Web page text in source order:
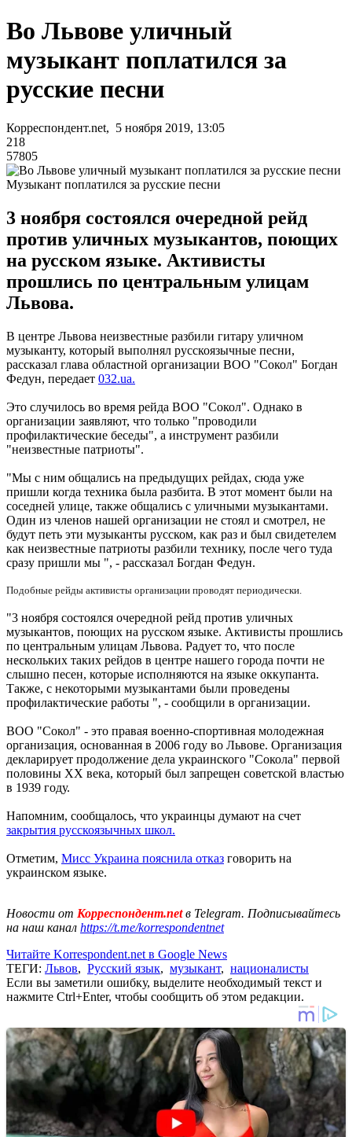
Во Львове уличный
музыкант поплатился за
русские песни
Корреспондент.net, 5 ноября 2019, 13:05
218
57805
Музыкант поплатился за русские песни
3 ноября состоялся очередной рейд
против уличных музыкантов, поющих
на русском языке. Активисты
прошлись по центральным улицам
Львова.
В центре Львова неизвестные разбили гитару уличном
музыканту, который выполнял русскоязычные песни,
рассказал глава областной организации ВОО "Сокол" Богдан
Федун, передает 032.ua.
Это случилось во время рейда ВОО "Сокол". Однако в
организации заявляют, что только "проводили
профилактические беседы", а инструмент разбили
"неизвестные патриоты".
"Мы с ним общались на предыдущих рейдах, сюда уже
пришли когда техника была разбита. В этот момент были на
соседней улице, также общались с уличными музыкантами.
Один из членов нашей организации не стоял и смотрел, не
будут петь эти музыканты русском, как раз и был свидетелем
как неизвестные патриоты разбили технику, после чего туда
сразу пришли мы ", - рассказал Богдан Федун.
Подобные рейды активисты организации проводят периодически.
"3 ноября состоялся очередной рейд против уличных
музыкантов, поющих на русском языке. Активисты прошлись
по центральным улицам Львова. Радует то, что после
нескольких таких рейдов в центре нашего города почти не
слышно песен, которые исполняются на языке оккупанта.
Также, с некоторыми музыкантами были проведены
профилактические работы ", - сообщили в организации.
ВОО "Сокол" - это правая военно-спортивная молодежная
организация, основанная в 2006 году во Львове. Организация
декларирует продолжение дела украинского "Сокола" первой
половины XX века, который был запрещен советской властью
в 1939 году.
Напомним, сообщалось, что украинцы думают на счет
закрытия русскоязычных школ.
Отметим, Мисс Украина пояснила отказ говорить на
украинском языке.
Новости от Корреспондент.netв Telegram. Подписывайтесь
на наш канал https://t.me/korrespondentnet
Читайте Korrespondent.net в Google News
ТЕГИ: Львов, Русский язык, музыкант, националисты
Если вы заметили ошибку, выделите необходимый текст и
нажмите Ctrl+Enter, чтобы сообщить об этом редакции.